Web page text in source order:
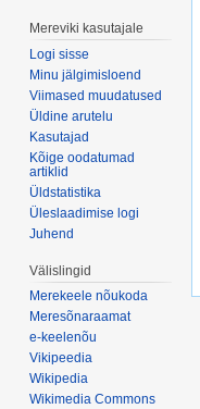
Mereviki kasutajale
Logi sisse
Minu jälgimisloend
Viimased muudatused
Üldine arutelu
Kasutajad
Kõige oodatumad
artiklid
Üldstatistika
Üleslaadimise logi
Juhend
Välislingid
Merekeele nõukoda
Meresõnaraamat
e-keelenõu
Vikipeedia
Wikipedia
Wikimedia Commons